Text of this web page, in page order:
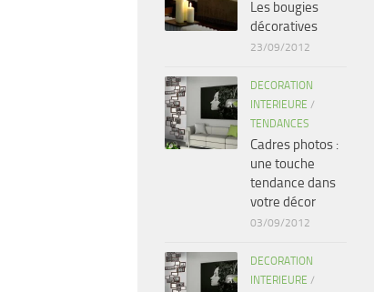
Les bougies
décoratives
23/09/2012
DECORATION
INTERIEURE /
TENDANCES
Cadres photos :
une touche
tendance dans
votre décor
03/09/2012
DECORATION
INTERIEURE /